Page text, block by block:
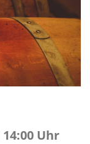
Uhr